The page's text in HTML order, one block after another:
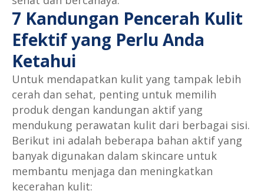
7 Kandungan Pencerah Kulit
Efektif yang Perlu Anda
Ketahui
Untuk mendapatkan kulit yang tampak lebih
cerah dan sehat, penting untuk memilih
produk dengan kandungan aktif yang
mendukung perawatan kulit dari berbagai sisi.
Berikut ini adalah beberapa bahan aktif yang
banyak digunakan dalam skincare untuk
membantu menjaga dan meningkatkan
kecerahan kulit: